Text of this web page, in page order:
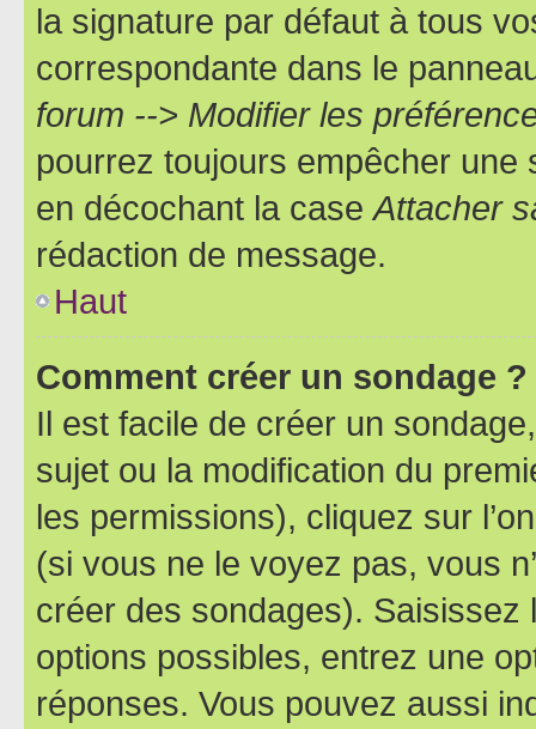
la signature par défaut à tous
correspondante dans le
forum --> Modifier les
pourrez toujours empêcher une
en décochant la caseAttacher
rédaction de message.
Haut
Comment créer un sondage ?
Il est facile de créer un
sujet ou la modification du
les permissions), cliquez sur
(si vous ne le voyez pas, vous
créer des sondages).
options possibles, entrez une
réponses. Vous pouvez aussi